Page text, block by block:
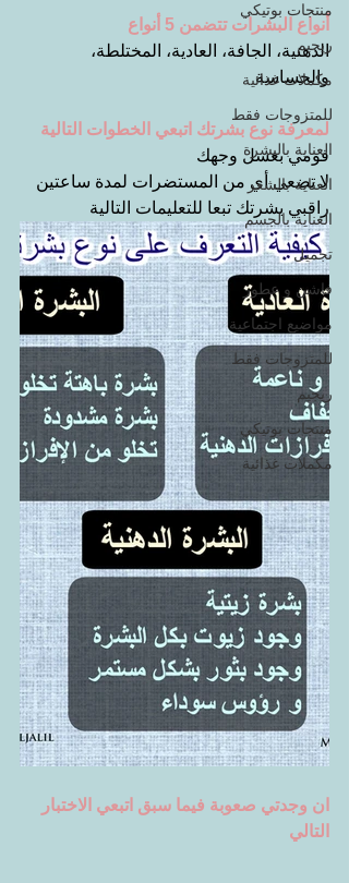
منتجات بوتيكي
ريجيم
مكملات غذائية
للمتزوجات فقط
العناية بالبشرة
العناية بالشعر
العناية بالجسم
تجميل
فاشن و عطور
مواضيع اجتماعية
للمتزوجات فقط
ريجيم
منتجات بوتيكي
مكملات غذائية
أنواع البشرات تتضمن 5 أنواع
الدهنية، الجافة، العادية، المختلطة،
والحساسة
لمعرفة نوع بشرتك اتبعي الخطوات التالية
فومي بغسل وجهك
لا تضعي أي من المستضرات لمدة ساعتين
راقبي بشرتك تبعا للتعليمات التالية
ان وجدتي صعوبة فيما سبق اتبعي الاختبار
التالي